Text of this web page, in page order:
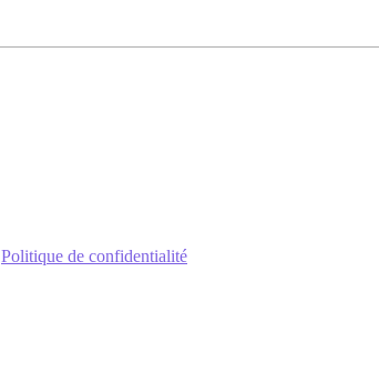
Politique de confidentialité